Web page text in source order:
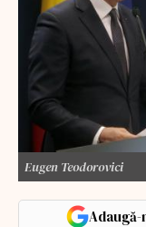
Eugen Teodorovici